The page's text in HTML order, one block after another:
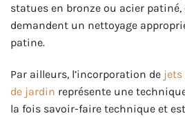
statues en bronze ou acier patiné,
demandent un nettoyage
patine.
Par ailleurs, l’incorporation de jets
de jardin représente une
la fois savoir-faire technique et